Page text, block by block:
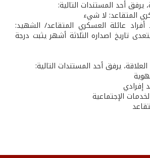
المتقاعد: لا شيء
عائلة العسكري المتقاعد/ الشهيد:
تاريخ اصداره الثلاثة أشهر يثبت درجة
إفرادي
الإجتماعية